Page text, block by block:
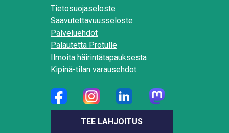
Tietosuojaseloste
Saavutettavuusseloste
Palveluehdot
Palautetta Protulle
Ilmoita häirintätapauksesta
Kipinä-tilan varausehdot
TEE LAHJOITUS